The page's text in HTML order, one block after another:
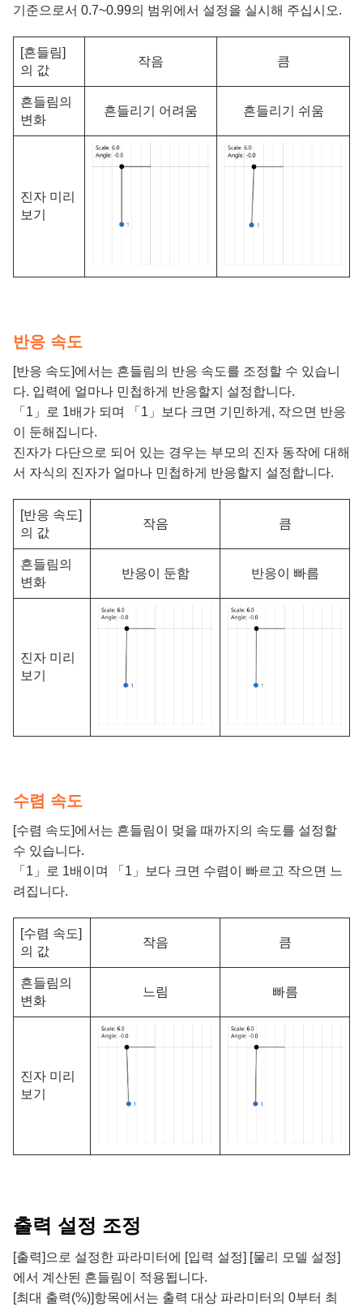
기준으로서 0.7~0.99의 범위에서 설정을 실시해 주십시오.
[흔들림]
의 값
작음 큼
흔들림의
변화
흔들리기 어려움 흔들리기 쉬움
진자 미리
보기
반응 속도
[반응 속도]에서는 흔들림의 반응 속도를 조정할 수 있습니
다. 입력에 얼마나 민첩하게 반응할지 설정합니다.
「1」로 1배가 되며 「1」보다 크면 기민하게, 작으면 반응
이 둔해집니다.
진자가 다단으로 되어 있는 경우는 부모의 진자 동작에 대해
서 자식의 진자가 얼마나 민첩하게 반응할지 설정합니다.
[반응 속도]
의 값
작음 큼
흔들림의
변화
반응이 둔함 반응이 빠름
진자 미리
보기
수렴 속도
[수렴 속도]에서는 흔들림이 멎을 때까지의 속도를 설정할
수 있습니다.
「1」로 1배이며 「1」보다 크면 수렴이 빠르고 작으면 느
려집니다.
[수렴 속도]
의 값
작음 큼
흔들림의
변화
느림 빠름
진자 미리
보기
출력 설정 조정
[출력]으로 설정한 파라미터에 [입력 설정] [물리 모델 설정]
에서 계산된 흔들림이 적용됩니다.
[최대 출력(%)]항목에서는 출력 대상 파라미터의 0부터 최